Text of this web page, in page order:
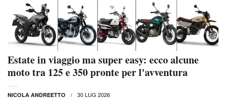
Estate in viaggio ma super easy: ecco alcune
moto tra 125 e 350 pronte per l'avventura
NICOLA ANDREETTO 30 LUG 2026